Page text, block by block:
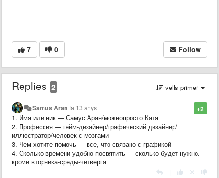
7 0 Follow
Replies 2 vells primer
+2
Samus Aran fa 13 anys
1. Имя или ник — Самус Аран/можнопросто Катя
2. Профессия — гейм-дизайнер/графический дизайнер/
иллюстратор/человек с мозгами
3. Чем хотите помочь — все, что связано с графикой
4. Сколько времени удобно посвятить — сколько будет нужно,
кроме вторника-среды-четверга